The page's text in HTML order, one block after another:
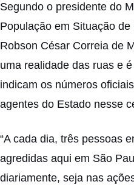
Segundo o presidente do
População em Situação
Robson César Correia de
uma realidade das ruas e
indicam os números
agentes do Estado nesse
“A cada dia, três pessoas
agredidas aqui em São
diariamente, seja nas